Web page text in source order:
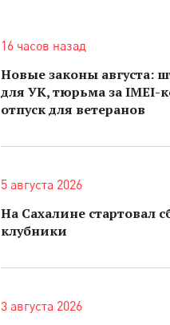
16 часов назад
Новые законы августа:
для УК, тюрьма за IMEI-
отпуск для ветеранов
5 августа 2026
На Сахалине стартовал
клубники
3 августа 2026